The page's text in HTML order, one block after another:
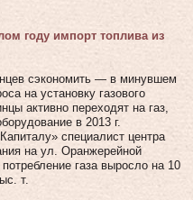
году импорт топлива из
сэкономить — в минувшем
на установку газового
активно переходят на газ,
в 2013 г.
специалист центра
на ул. Оранжерейной
газа выросло на 10
т.